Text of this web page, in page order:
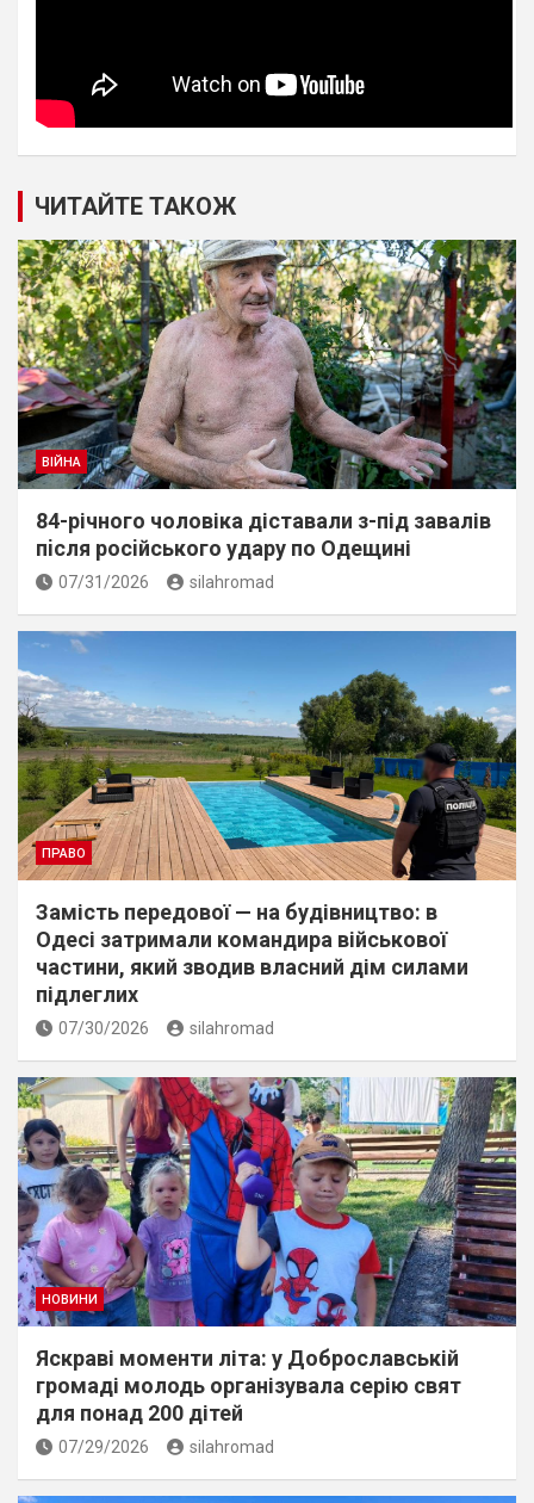
ЧИТАЙТЕ ТАКОЖ
ВІЙНА
84-річного чоловіка діставали з-під завалів
пiсля росiйського удару по Одещині
07/31/2026 silahromad
ПРАВО
Замість передової — на будівництво: в
Одесі затримали командира військової
частини, який зводив власний дім силами
підлеглих
07/30/2026 silahromad
НОВИНИ
Яскраві моменти літа: у Доброславській
громаді молодь організувала серію свят
для понад 200 дітей
07/29/2026 silahromad